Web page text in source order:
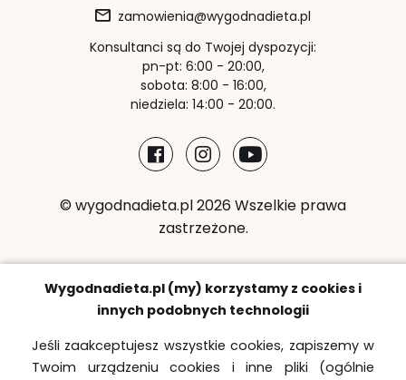
zamowienia@wygodnadieta.pl
Konsultanci są do Twojej dyspozycji:
pn-pt: 6:00 - 20:00,
sobota: 8:00 - 16:00,
niedziela: 14:00 - 20:00.
© wygodnadieta.pl 2026 Wszelkie prawa
zastrzeżone.
Metody płatności:
Strefy bezpłatnych dostaw
Wygodnadieta.pl (my) korzystamy z cookies i
innych podobnych technologii
Jeśli zaakceptujesz wszystkie cookies, zapiszemy w
Twoim urządzeniu cookies i inne pliki (ogólnie